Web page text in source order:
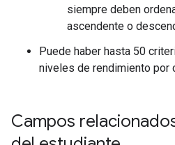
siempre deben
ascendente o
Puede haber hasta 50
niveles de rendimiento por
Campos